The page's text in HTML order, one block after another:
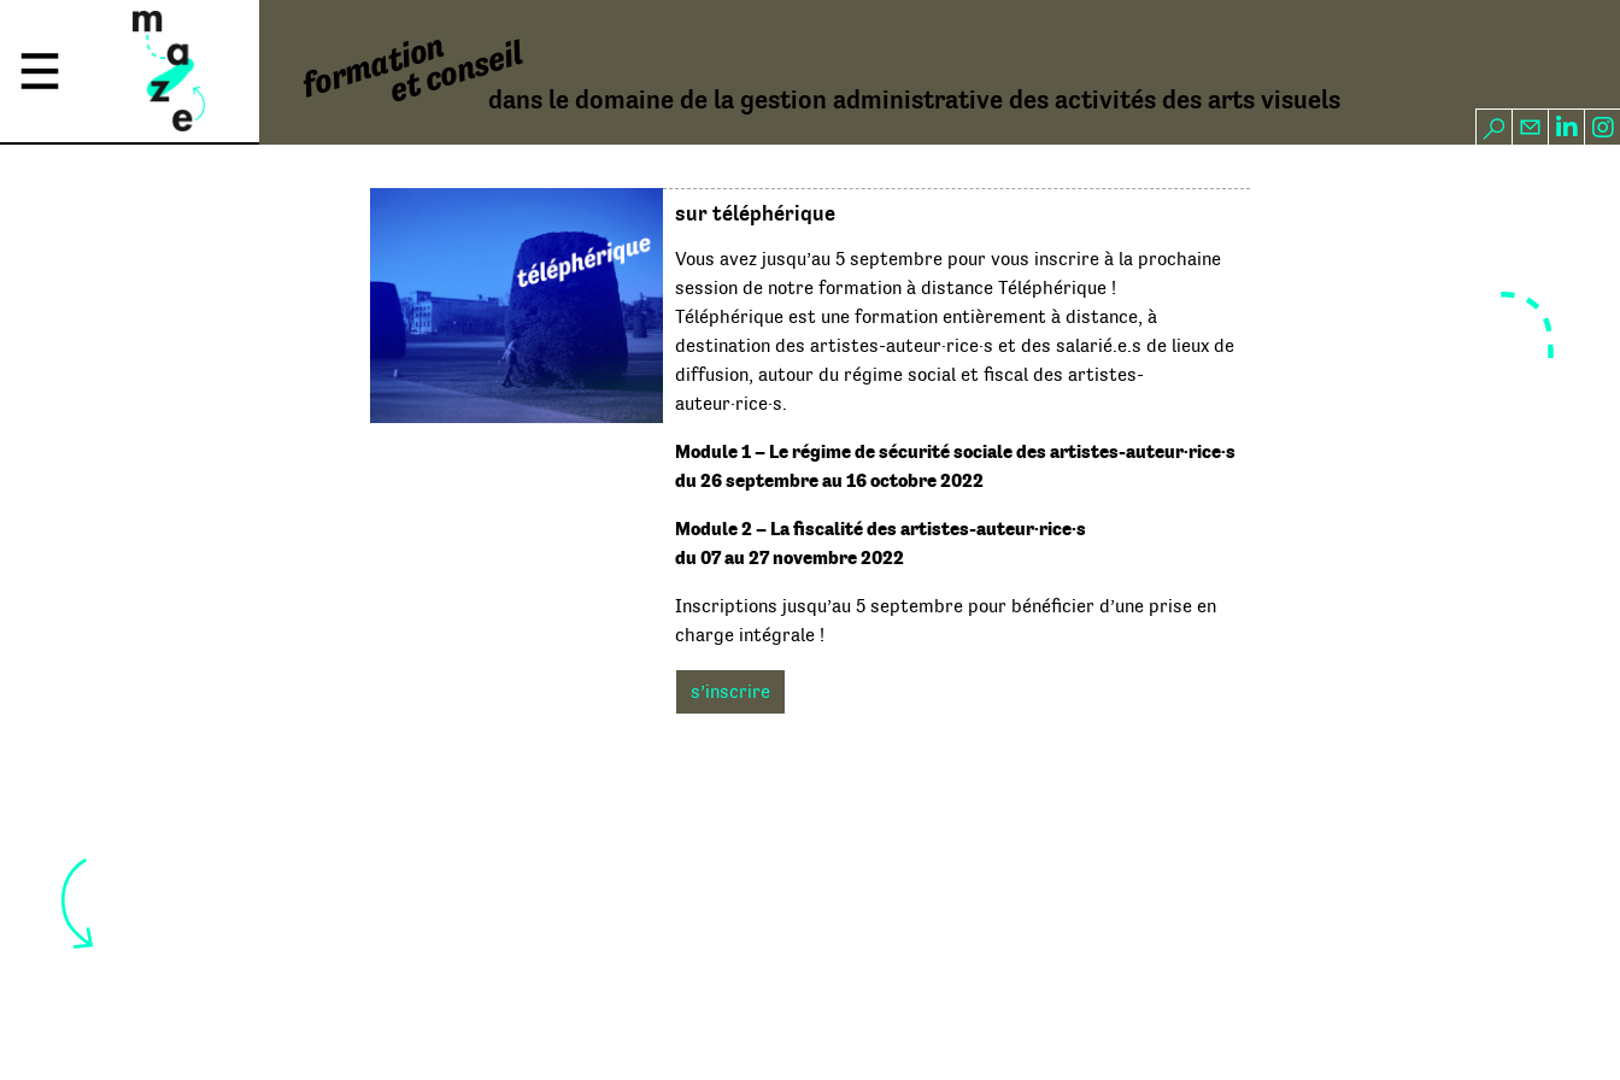
formationet conseildans le domaine de la gestion administrative des activités des arts visuels
sur téléphérique
Vous avez jusqu’au 5 septembre pour vous inscrire à la prochaine
session de notre formation à distance Téléphérique !
Téléphérique est une formation entièrement à distance, à
destination des artistes-auteur·rice·s et des salarié.e.s de lieux de
diffusion, autour du régime social et fiscal des artistes-
auteur·rice·s.
Module 1 – Le régime de sécurité sociale des artistes-auteur·rice·s
du 26 septembre au 16 octobre 2022
Module 2 – La fiscalité des artistes-auteur·rice·s
du 07 au 27 novembre 2022
Inscriptions jusqu’au 5 septembre pour bénéficier d’une prise en
charge intégrale !
s’inscrire